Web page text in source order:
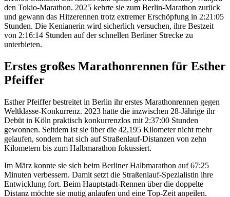
den Tokio-Marathon. 2025 kehrte sie zum Berlin-Marathon zurück
und gewann das Hitzerennen trotz extremer Erschöpfung in 2:21:05
Stunden. Die Kenianerin wird sicherlich versuchen, ihre Bestzeit
von 2:16:14 Stunden auf der schnellen Berliner Strecke zu
unterbieten.
Erstes großes Marathonrennen für Esther
Pfeiffer
Esther Pfeiffer bestreitet in Berlin ihr erstes Marathonrennen gegen
Weltklasse-Konkurrenz. 2023 hatte die inzwischen 28-Jährige ihr
Debüt in Köln praktisch konkurrenzlos mit 2:37:00 Stunden
gewonnen. Seitdem ist sie über die 42,195 Kilometer nicht mehr
gelaufen, sondern hat sich auf Straßenlauf-Distanzen von zehn
Kilometern bis zum Halbmarathon fokussiert.
Im März konnte sie sich beim Berliner Halbmarathon auf 67:25
Minuten verbessern. Damit setzt die Straßenlauf-Spezialistin ihre
Entwicklung fort. Beim Hauptstadt-Rennen über die doppelte
Distanz möchte sie mutig anlaufen und eine Top-Zeit anpeilen.